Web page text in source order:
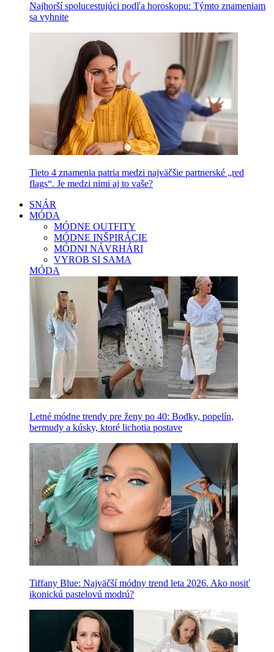
Najhorší spolucestujúci podľa horoskopu: Týmto znameniam
sa vyhnite
Tieto 4 znamenia patria medzi najväčšie partnerské „red
flags“. Je medzi nimi aj to vaše?
SNÁR
MÓDA
MÓDNE OUTFITY
MÓDNE INŠPIRÁCIE
MÓDNI NÁVRHÁRI
VYROB SI SAMA
MÓDA
Letné módne trendy pre ženy po 40: Bodky, popelín,
bermudy a kúsky, ktoré lichotia postave
Tiffany Blue: Najväčší módny trend leta 2026. Ako nosiť
ikonickú pastelovú modrú?